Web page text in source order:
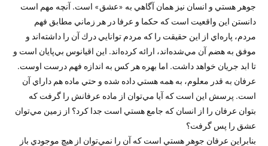
جوهر هستي و انسان نيز همان آگاهي به «عشق» است. آنچه مهم است
دانستن اين واقعيت است كه حكما و عرفا در هر زماني مطابق فهم
مردم، پاره‌اي از اين حقيقت را كه مردم توانايي درك آن را داشته‌اند و
موفق به هضم آن مي‌شده‌اند، ارائه كرده‌اند. اين اقيانوس بي‌پايان است و
تا ابد جريان خواهد داشت. اما بهره هر كس به اندازه فهم درست اوست.
عرفان به قدر معلوم، به همه هستي داده شده و حتي ماده هم داراي آن
است. پرسش اين است كه آيا مي‌توان از ماده عرفانش را گرفت كه
بتوان عرفان را از انسان كه جامع هستي است جدا كرد؟ از زمين مي‌توان
عشق را پس گرفت؟
بنابراين عرفان جوهر هستي است كه آن را نمي‌توان از هيچ موجودي باز